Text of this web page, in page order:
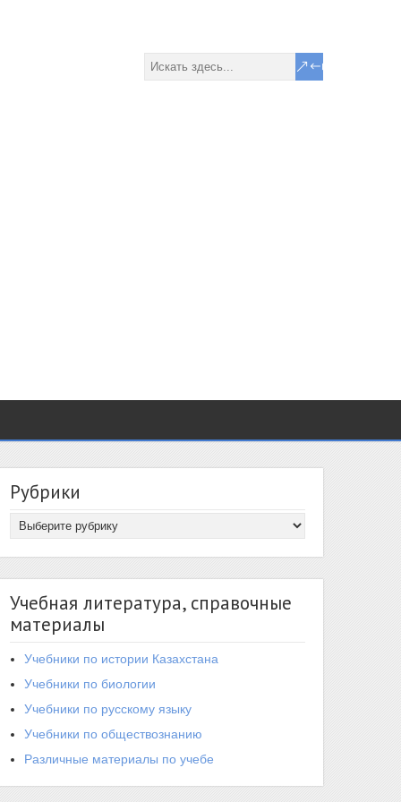
Рубрики
Учебная литература, справочные
материалы
Учебники по истории Казахстана
Учебники по биологии
Учебники по русскому языку
Учебники по обществознанию
Различные материалы по учебе